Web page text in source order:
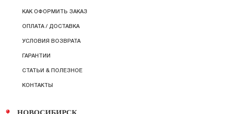
КАК ОФОРМИТЬ ЗАКАЗ
ОПЛАТА / ДОСТАВКА
УСЛОВИЯ ВОЗВРАТА
ГАРАНТИИ
СТАТЬИ & ПОЛЕЗНОЕ
КОНТАКТЫ